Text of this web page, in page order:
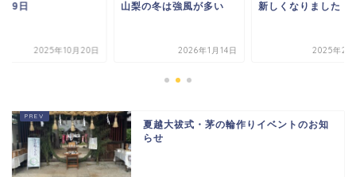
19日
2025年10月20日
山梨の冬は強風が多い
2026年1月14日
新しくなりました！
2025年2
夏越大祓式・茅の輪作りイベントのお知
らせ